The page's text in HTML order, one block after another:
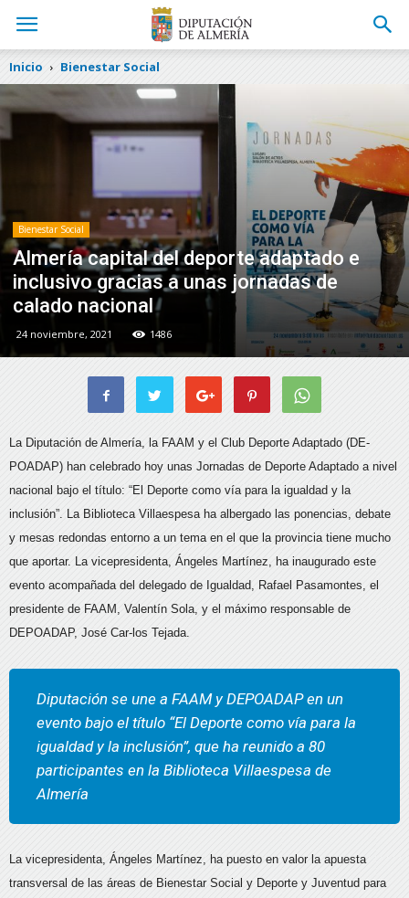
Inicio Bienestar Social
Bienestar Social
Almería capital del deporte adaptado e
inclusivo gracias a unas jornadas de
calado nacional
24 noviembre, 2021 1486
La Diputación de Almería, la FAAM y el Club Deporte Adaptado (DE-
POADAP) han celebrado hoy unas Jornadas de Deporte Adaptado a nivel
nacional bajo el título: “El Deporte como vía para la igualdad y la
inclusión”. La Biblioteca Villaespesa ha albergado las ponencias, debate
y mesas redondas entorno a un tema en el que la provincia tiene mucho
que aportar. La vicepresidenta, Ángeles Martínez, ha inaugurado este
evento acompañada del delegado de Igualdad, Rafael Pasamontes, el
presidente de FAAM, Valentín Sola, y el máximo responsable de
DEPOADAP, José Car-los Tejada.
Diputación se une a FAAM y DEPOADAP en un
evento bajo el título “El Deporte como vía para la
igualdad y la inclusión”, que ha reunido a 80
participantes en la Biblioteca Villaespesa de
Almería
La vicepresidenta, Ángeles Martínez, ha puesto en valor la apuesta
transversal de las áreas de Bienestar Social y Deporte y Juventud para